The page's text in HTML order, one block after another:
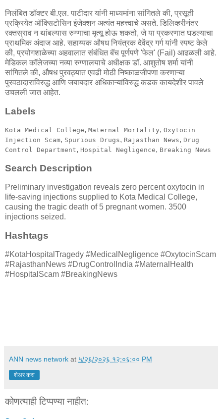
निलंबित डॉक्टर बी.एल. पाटीदार यांनी माध्यमांना सांगितले की, प्रसूती
प्रक्रियेत ऑक्सिटोसिन इंजेक्शन अत्यंत महत्त्वाचे असते. डिलिव्हरीनंतर
रक्तस्राव न थांबल्यास रुग्णाचा मृत्यू होऊ शकतो, जे या प्रकरणात घडल्याचा
प्राथमिक अंदाज आहे. सहाय्यक औषध नियंत्रक देवेंद्र गर्ग यांनी स्पष्ट केले
की, प्रयोगशाळेच्या अहवालात संबंधित बॅच पूर्णपणे 'फेल' (Fail) आढळली आहे.
मेडिकल कॉलेजच्या नव्या रुग्णालयाचे अधीक्षक डॉ. आशुतोष शर्मा यांनी
सांगितले की, औषध पुरवठ्यात एवढी मोठी निष्काळजीपणा करणाऱ्या
पुरवठादाराविरुद्ध आणि जबाबदार अधिकाऱ्यांविरुद्ध कडक कायदेशीर पावले
उचलली जात आहेत.
Labels
Kota Medical College, Maternal Mortality, Oxytocin
Injection Scam, Spurious Drugs, Rajasthan News, Drug
Control Department, Hospital Negligence, Breaking News
Search Description
Preliminary investigation reveals zero percent oxytocin in
life-saving injections supplied to Kota Medical College,
causing the tragic death of 5 pregnant women. 3500
injections seized.
Hashtags
#KotaHospitalTragedy #MedicalNegligence #OxytocinScam
#RajasthanNews #DrugControlIndia #MaternalHealth
#HospitalScam #BreakingNews
ANN news network at ५/२६/२०२६ १२:०६:०० PM
शेअर करा
कोणत्याही टिप्पण्‍या नाहीत: